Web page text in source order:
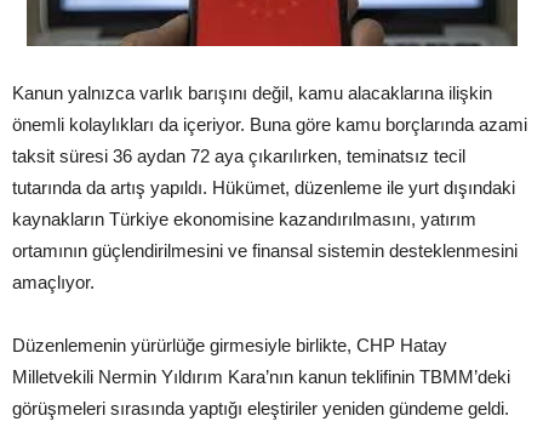
Kanun yalnızca varlık barışını değil, kamu alacaklarına ilişkin
önemli kolaylıkları da içeriyor. Buna göre kamu borçlarında azami
taksit süresi 36 aydan 72 aya çıkarılırken, teminatsız tecil
tutarında da artış yapıldı. Hükümet, düzenleme ile yurt dışındaki
kaynakların Türkiye ekonomisine kazandırılmasını, yatırım
ortamının güçlendirilmesini ve finansal sistemin desteklenmesini
amaçlıyor.
Düzenlemenin yürürlüğe girmesiyle birlikte, CHP Hatay
Milletvekili Nermin Yıldırım Kara’nın kanun teklifinin TBMM’deki
görüşmeleri sırasında yaptığı eleştiriler yeniden gündeme geldi.